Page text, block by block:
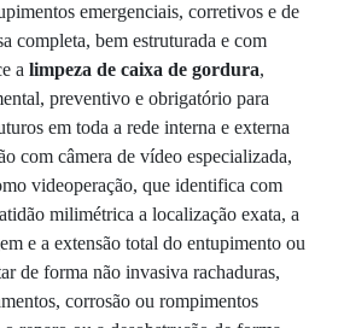
emergenciais, corretivos e de
completa, bem estruturada e com
a limpeza de caixa de gordura,
preventivo e obrigatório para
em toda a rede interna e externa
com câmera de vídeo especializada,
videoperação, que identifica com
milimétrica a localização exata, a
e a extensão total do entupimento ou
de forma não invasiva rachaduras,
corrosão ou rompimentos